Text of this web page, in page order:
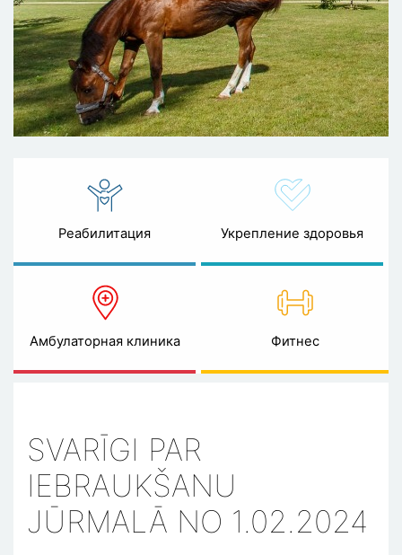
Реабилитация Укрепление здоровья
Амбулаторная клиника Фитнес
SVARĪGI PAR
IEBRAUKŠANU
JŪRMALĀ NO 1.02.2024